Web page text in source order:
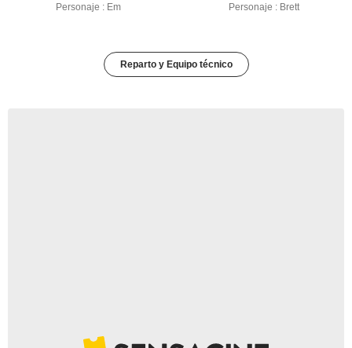
Personaje : Em Personaje : Brett
Reparto y Equipo técnico